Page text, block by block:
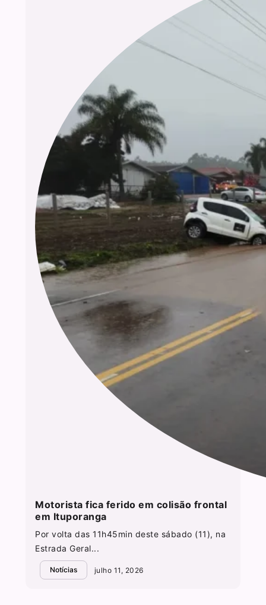
Motorista fica ferido em colisão frontal
em Ituporanga
Por volta das 11h45min deste sábado (11), na
Estrada Geral...
Notícias julho 11, 2026